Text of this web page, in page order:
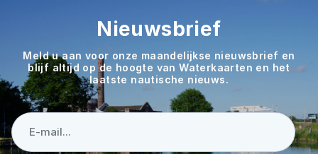
Nieuwsbrief
Meld u aan voor onze maandelijkse nieuwsbrief en
blijf altijd op de hoogte van Waterkaarten en het
laatste nautische nieuws.